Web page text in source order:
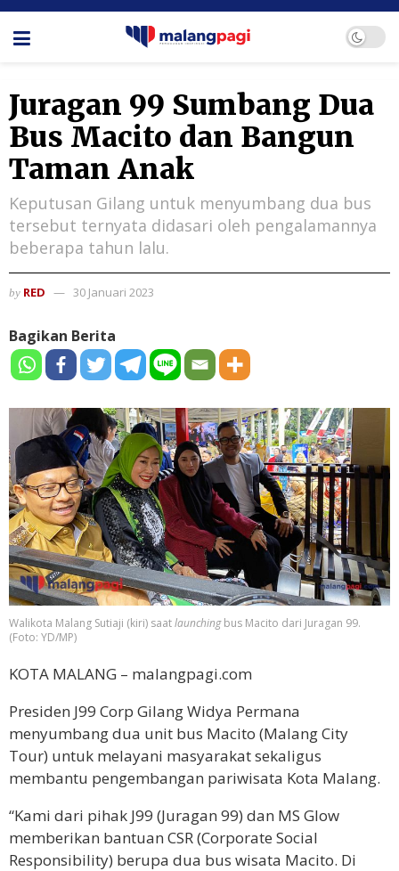
Juragan 99 Sumbang Dua
Bus Macito dan Bangun
Taman Anak
Keputusan Gilang untuk menyumbang dua bus
tersebut ternyata didasari oleh pengalamannya
beberapa tahun lalu.
by RED 30 Januari 2023
Bagikan Berita
Walikota Malang Sutiaji (kiri) saatlaunchingbus Macito dari Juragan 99.
(Foto: YD/MP)
KOTA MALANG – malangpagi.com
Presiden J99 Corp Gilang Widya Permana
menyumbang dua unit bus Macito (Malang City
Tour) untuk melayani masyarakat sekaligus
membantu pengembangan pariwisata Kota Malang.
“Kami dari pihak J99 (Juragan 99) dan MS Glow
memberikan bantuan CSR (Corporate Social
Responsibility) berupa dua bus wisata Macito. Di